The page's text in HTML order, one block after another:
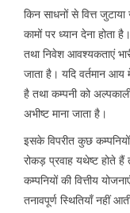
किन साधनों से वित्त
कामों पर ध्यान देना होता
तथा निवेश आवश्यकताएं
जाता है। यदि वर्तमान आय
है तथा कम्पनी को
अभीष्ट माना जाता है।
इसके विपरीत कुछ
रोकड़ प्रवाह यथेष्ट होते हैं
कम्पनियों की वित्तीय
तनावपूर्ण स्थितियाँ नहीं